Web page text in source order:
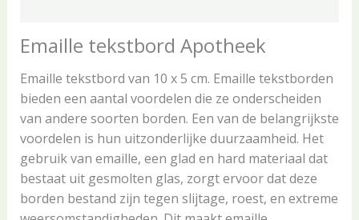
Emaille tekstbord Apotheek
Emaille tekstbord van 10 x 5 cm. Emaille tekstborden
bieden een aantal voordelen die ze onderscheiden
van andere soorten borden. Een van de belangrijkste
voordelen is hun uitzonderlijke duurzaamheid. Het
gebruik van emaille, een glad en hard materiaal dat
bestaat uit gesmolten glas, zorgt ervoor dat deze
borden bestand zijn tegen slijtage, roest, en extreme